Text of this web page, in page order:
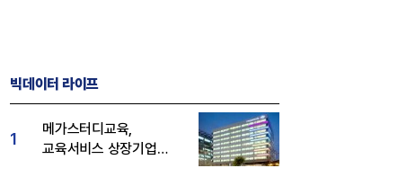
빅데이터 라이프
1
메가스터디교육,
교육서비스 상장기업